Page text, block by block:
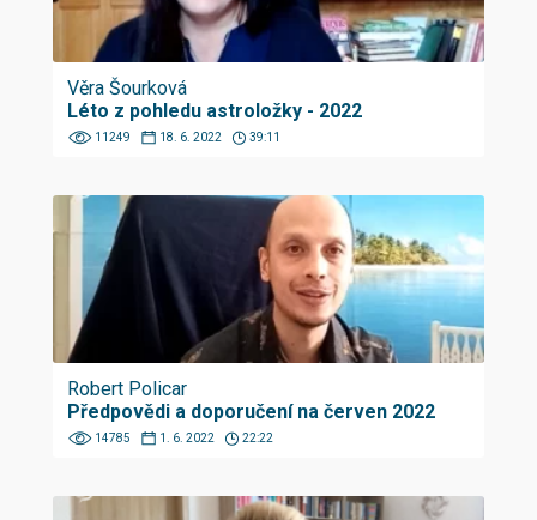
Věra Šourková
Léto z pohledu astroložky - 2022
11249 18. 6. 2022 39:11
Robert Policar
Předpovědi a doporučení na červen 2022
14785 1. 6. 2022 22:22